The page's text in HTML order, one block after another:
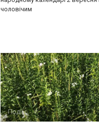
чоловічим
Події